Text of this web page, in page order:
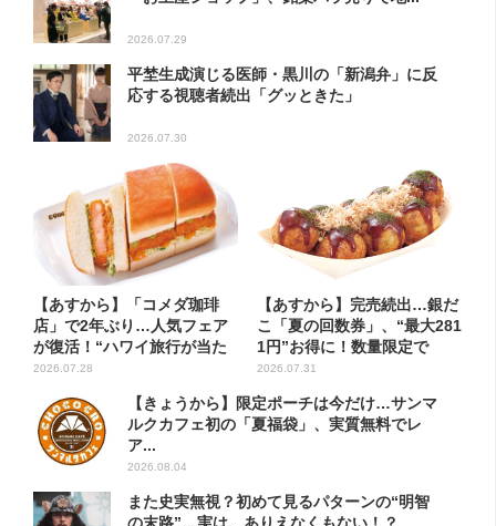
2026.07.29
平埜生成演じる医師・黒川の「新潟弁」に反
応する視聴者続出「グッときた」
2026.07.30
【あすから】「コメダ珈琲
店」で2年ぶり…人気フェア
が復活！“ハワイ旅行が当た
る”...
2026.07.28
【あすから】完売続出…銀だ
こ「夏の回数券」、“最大281
1円”お得に！数量限定で
2026.07.31
【きょうから】限定ポーチは今だけ…サンマ
ルクカフェ初の「夏福袋」、実質無料でレ
ア...
2026.08.04
また史実無視？初めて見るパターンの“明智